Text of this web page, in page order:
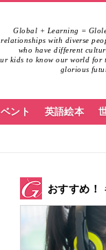
Global + Learning =
with diverse
who have different
kids to know our world for
glorious
ント 英語絵本
おすすめ！